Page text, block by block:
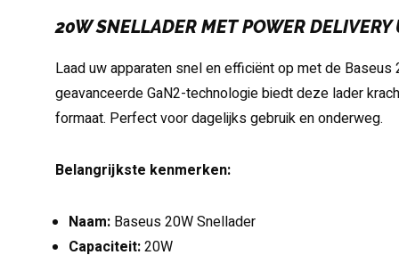
20W SNELLADER MET POWER
Laad uw apparaten snel en efficiënt op met de Baseus
geavanceerde GaN2-technologie biedt deze lader
formaat. Perfect voor dagelijks gebruik en onderweg.
Belangrijkste kenmerken:
Naam: Baseus 20W Snellader
Capaciteit:20W